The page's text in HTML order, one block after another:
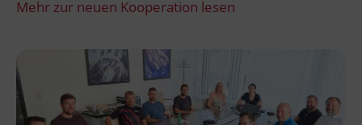
Mehr zur neuen Kooperation lesen